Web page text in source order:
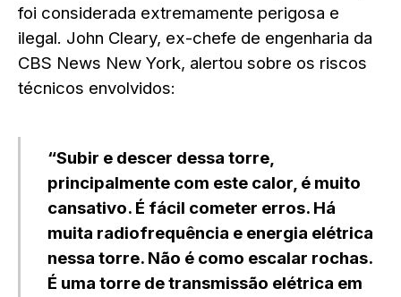
foi considerada extremamente perigosa e
ilegal. John Cleary, ex-chefe de engenharia da
CBS News New York, alertou sobre os riscos
técnicos envolvidos:
“Subir e descer dessa torre,
principalmente com este calor, é muito
cansativo. É fácil cometer erros. Há
muita radiofrequência e energia elétrica
nessa torre. Não é como escalar rochas.
É uma torre de transmissão elétrica em